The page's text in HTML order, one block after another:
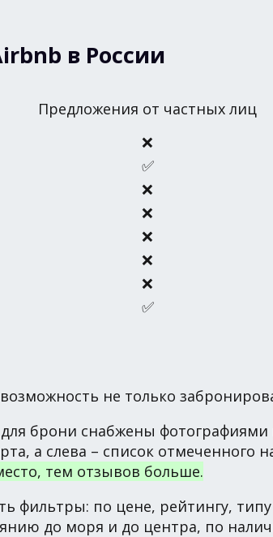
в России
Предложения от частных лиц
❌
✅
❌
❌
❌
❌
❌
✅
не только
брони снабжены
а слева – список отмеченного
тем отзывов больше.
фильтры: по цене, рейтингу,
до моря и до центра, по